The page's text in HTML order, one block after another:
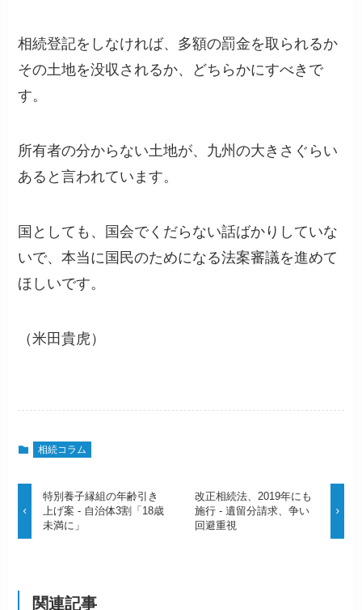
相続登記をしなければ、多額の罰金を取られるか
その土地を没収されるか、どちらかにすべきで
す。
所有者の分からない土地が、九州の大きさぐらい
あると言われています。
国としても、国会でくだらない話ばかりしていな
いで、本当に国民のためになる法案審議を進めて
ほしいです。
（米田貴虎）
相続コラム
特別養子縁組の年齢引き
上げ案 - 自治体3割「18歳
未満に」
改正相続法、2019年にも
施行 - 遺留分請求、争い
回避重視
関連記事